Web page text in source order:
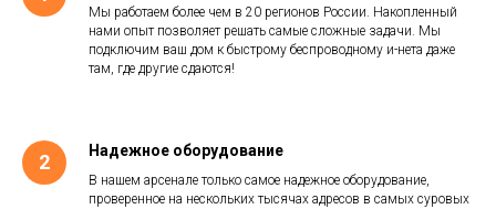
Мы работаем более чем в 20 регионов России. Накопленный
нами опыт позволяет решать самые сложные задачи. Мы
подключим ваш дом к быстрому беспроводному и-нета даже
там, где другие сдаются!
Надежное оборудование
В нашем арсенале только самое надежное оборудование,
проверенное на нескольких тысячах адресов в самых суровых